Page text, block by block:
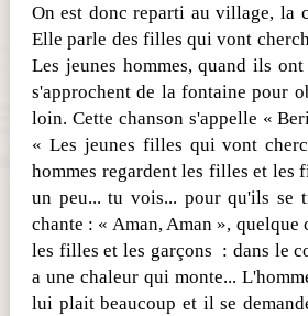
On est donc reparti au village, la
Elle parle des filles qui vont
Les jeunes hommes, quand ils
s'approchent de la fontaine pour
loin. Cette chanson s'appelle «
« Les jeunes filles qui vont
hommes regardent les filles et les
un peu... tu vois... pour qu'ils se
chante : « Aman, Aman », quelque
les filles et les garçons : dans le
a une chaleur qui monte...
lui plait beaucoup et il se